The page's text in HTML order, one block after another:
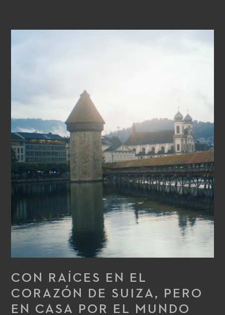
CON RAÍCES EN EL
CORAZÓN DE SUIZA, PERO
EN CASA POR EL MUNDO